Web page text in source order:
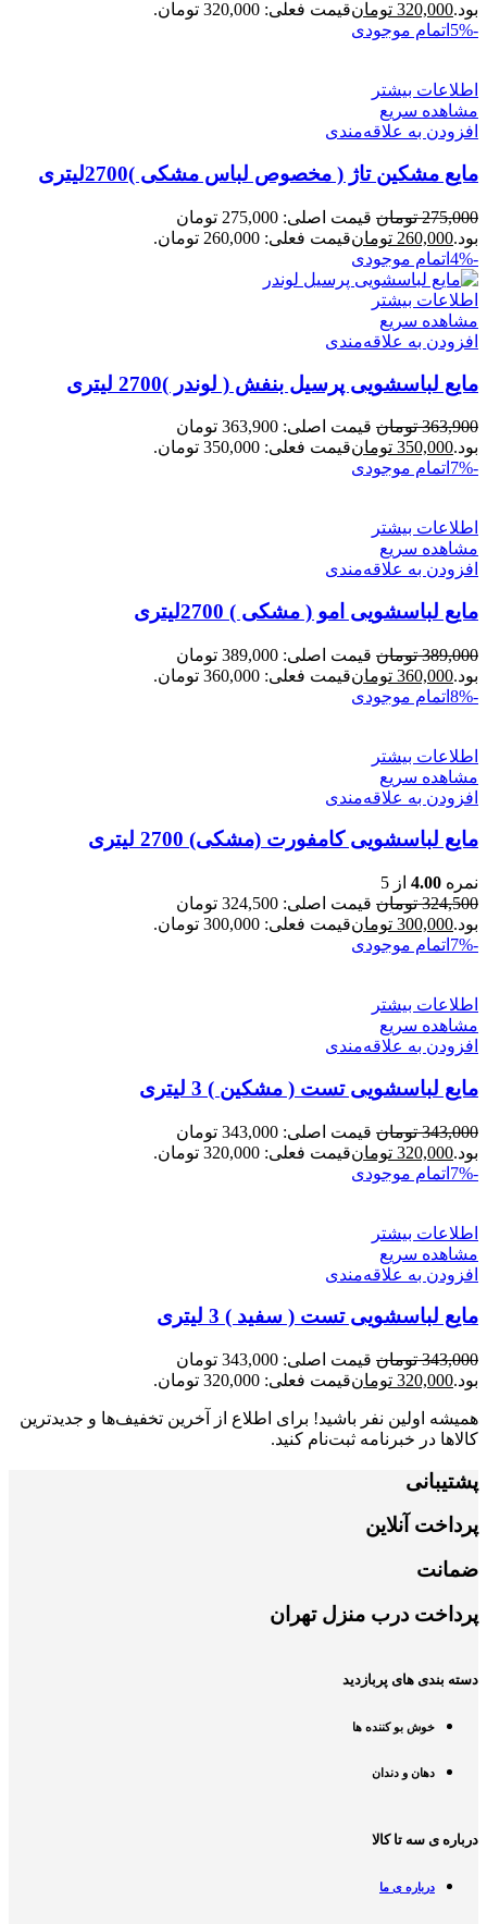
بود.320,000 تومانقیمت فعلی: 320,000 تومان.
-5%
اتمام موجودی
اطلاعات بیشتر
مشاهده سریع
افزودن به علاقه‌مندی
مایع مشکین تاژ ( مخصوص لباس مشکی )2700لیتری
275,000 تومان
قیمت اصلی: 275,000 تومان
بود.260,000 تومانقیمت فعلی: 260,000 تومان.
-4%
اتمام موجودی
اطلاعات بیشتر
مشاهده سریع
افزودن به علاقه‌مندی
مایع لباسشویی پرسیل بنفش ( لوندر )2700 لیتری
363,900 تومان
قیمت اصلی: 363,900 تومان
بود.350,000 تومانقیمت فعلی: 350,000 تومان.
-7%
اتمام موجودی
اطلاعات بیشتر
مشاهده سریع
افزودن به علاقه‌مندی
مایع لباسشویی امو ( مشکی ) 2700لیتری
389,000 تومان
قیمت اصلی: 389,000 تومان
بود.360,000 تومانقیمت فعلی: 360,000 تومان.
-8%
اتمام موجودی
اطلاعات بیشتر
مشاهده سریع
افزودن به علاقه‌مندی
مایع لباسشویی کامفورت (مشکی) 2700 لیتری
نمره 4.00 از 5
324,500 تومان
قیمت اصلی: 324,500 تومان
بود.300,000 تومانقیمت فعلی: 300,000 تومان.
-7%
اتمام موجودی
اطلاعات بیشتر
مشاهده سریع
افزودن به علاقه‌مندی
مایع لباسشویی تست ( مشکین ) 3 لیتری
343,000 تومان
قیمت اصلی: 343,000 تومان
بود.320,000 تومانقیمت فعلی: 320,000 تومان.
-7%
اتمام موجودی
اطلاعات بیشتر
مشاهده سریع
افزودن به علاقه‌مندی
مایع لباسشویی تست ( سفید ) 3 لیتری
343,000 تومان
قیمت اصلی: 343,000 تومان
بود.320,000 تومانقیمت فعلی: 320,000 تومان.
همیشه اولین نفر باشید! برای اطلاع از آخرین تخفیف‌ها و جدیدترین
کالاها در خبرنامه ثبت‌نام کنید.
پشتیبانی
پرداخت آنلاین
ضمانت
پرداخت درب منزل تهران
دسته بندی های پربازدید
خوش بو کننده ها
دهان و دندان
درباره ی سه تا کالا
درباره ی ما